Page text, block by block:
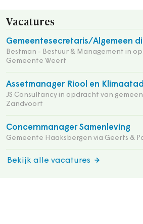
Vacatures
Gemeentesecretaris/Algemeen
Bestman - Bestuur & Management in
Gemeente Weert
Assetmanager Riool en
JS Consultancy in opdracht van
Zandvoort
Concernmanager Samenleving
Gemeente Haaksbergen via Geerts &
Bekijk alle vacatures